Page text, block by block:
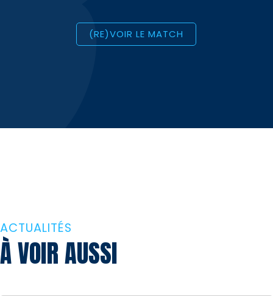
(RE)VOIR LE MATCH
ACTUALITÉS
À VOIR AUSSI